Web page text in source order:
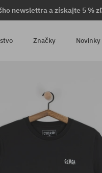
newslettra a získajte 5 %
Značky Novinky